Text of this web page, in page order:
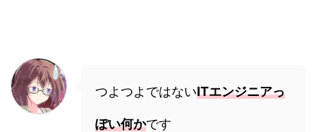
つよつよではないITエンジニアっ
ぽい何かです